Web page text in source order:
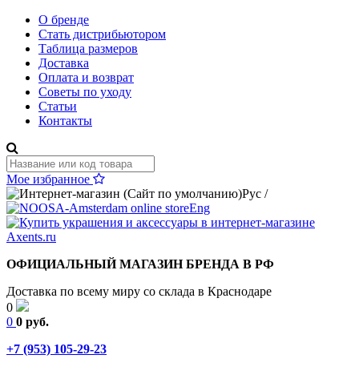
О бренде
Стать дистрибьютором
Таблица размеров
Доставка
Оплата и возврат
Советы по уходу
Статьи
Контакты
Мое избранное
Рус /
Eng
ОФИЦИАЛЬНЫЙ МАГАЗИН БРЕНДА В РФ
Доставка по всему миру со склада в Краснодаре
0
0 0 руб.
+7 (953) 105-29-23